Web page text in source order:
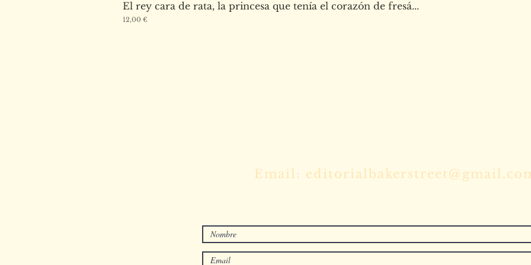
Vista rápida
El rey cara de rata, la princesa que tenía el corazón de fresá...
Precio
12,00 €
Email: